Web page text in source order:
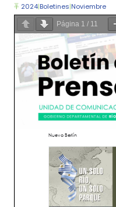
2024|Boletines|Noviembre
Página 1 / 11